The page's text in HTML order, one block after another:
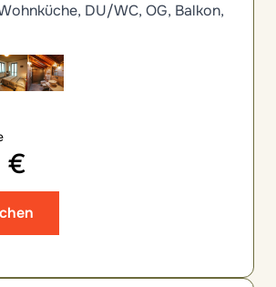
DU/WC, OG, Balkon,
€